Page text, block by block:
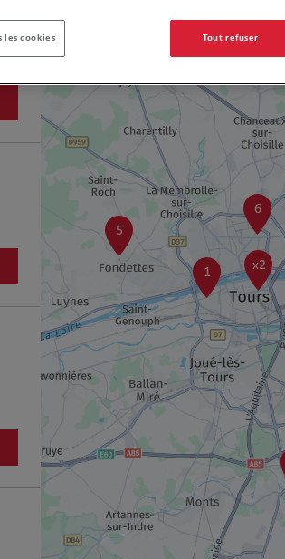
8
6
5
1 x2
les cookies Tout refuser